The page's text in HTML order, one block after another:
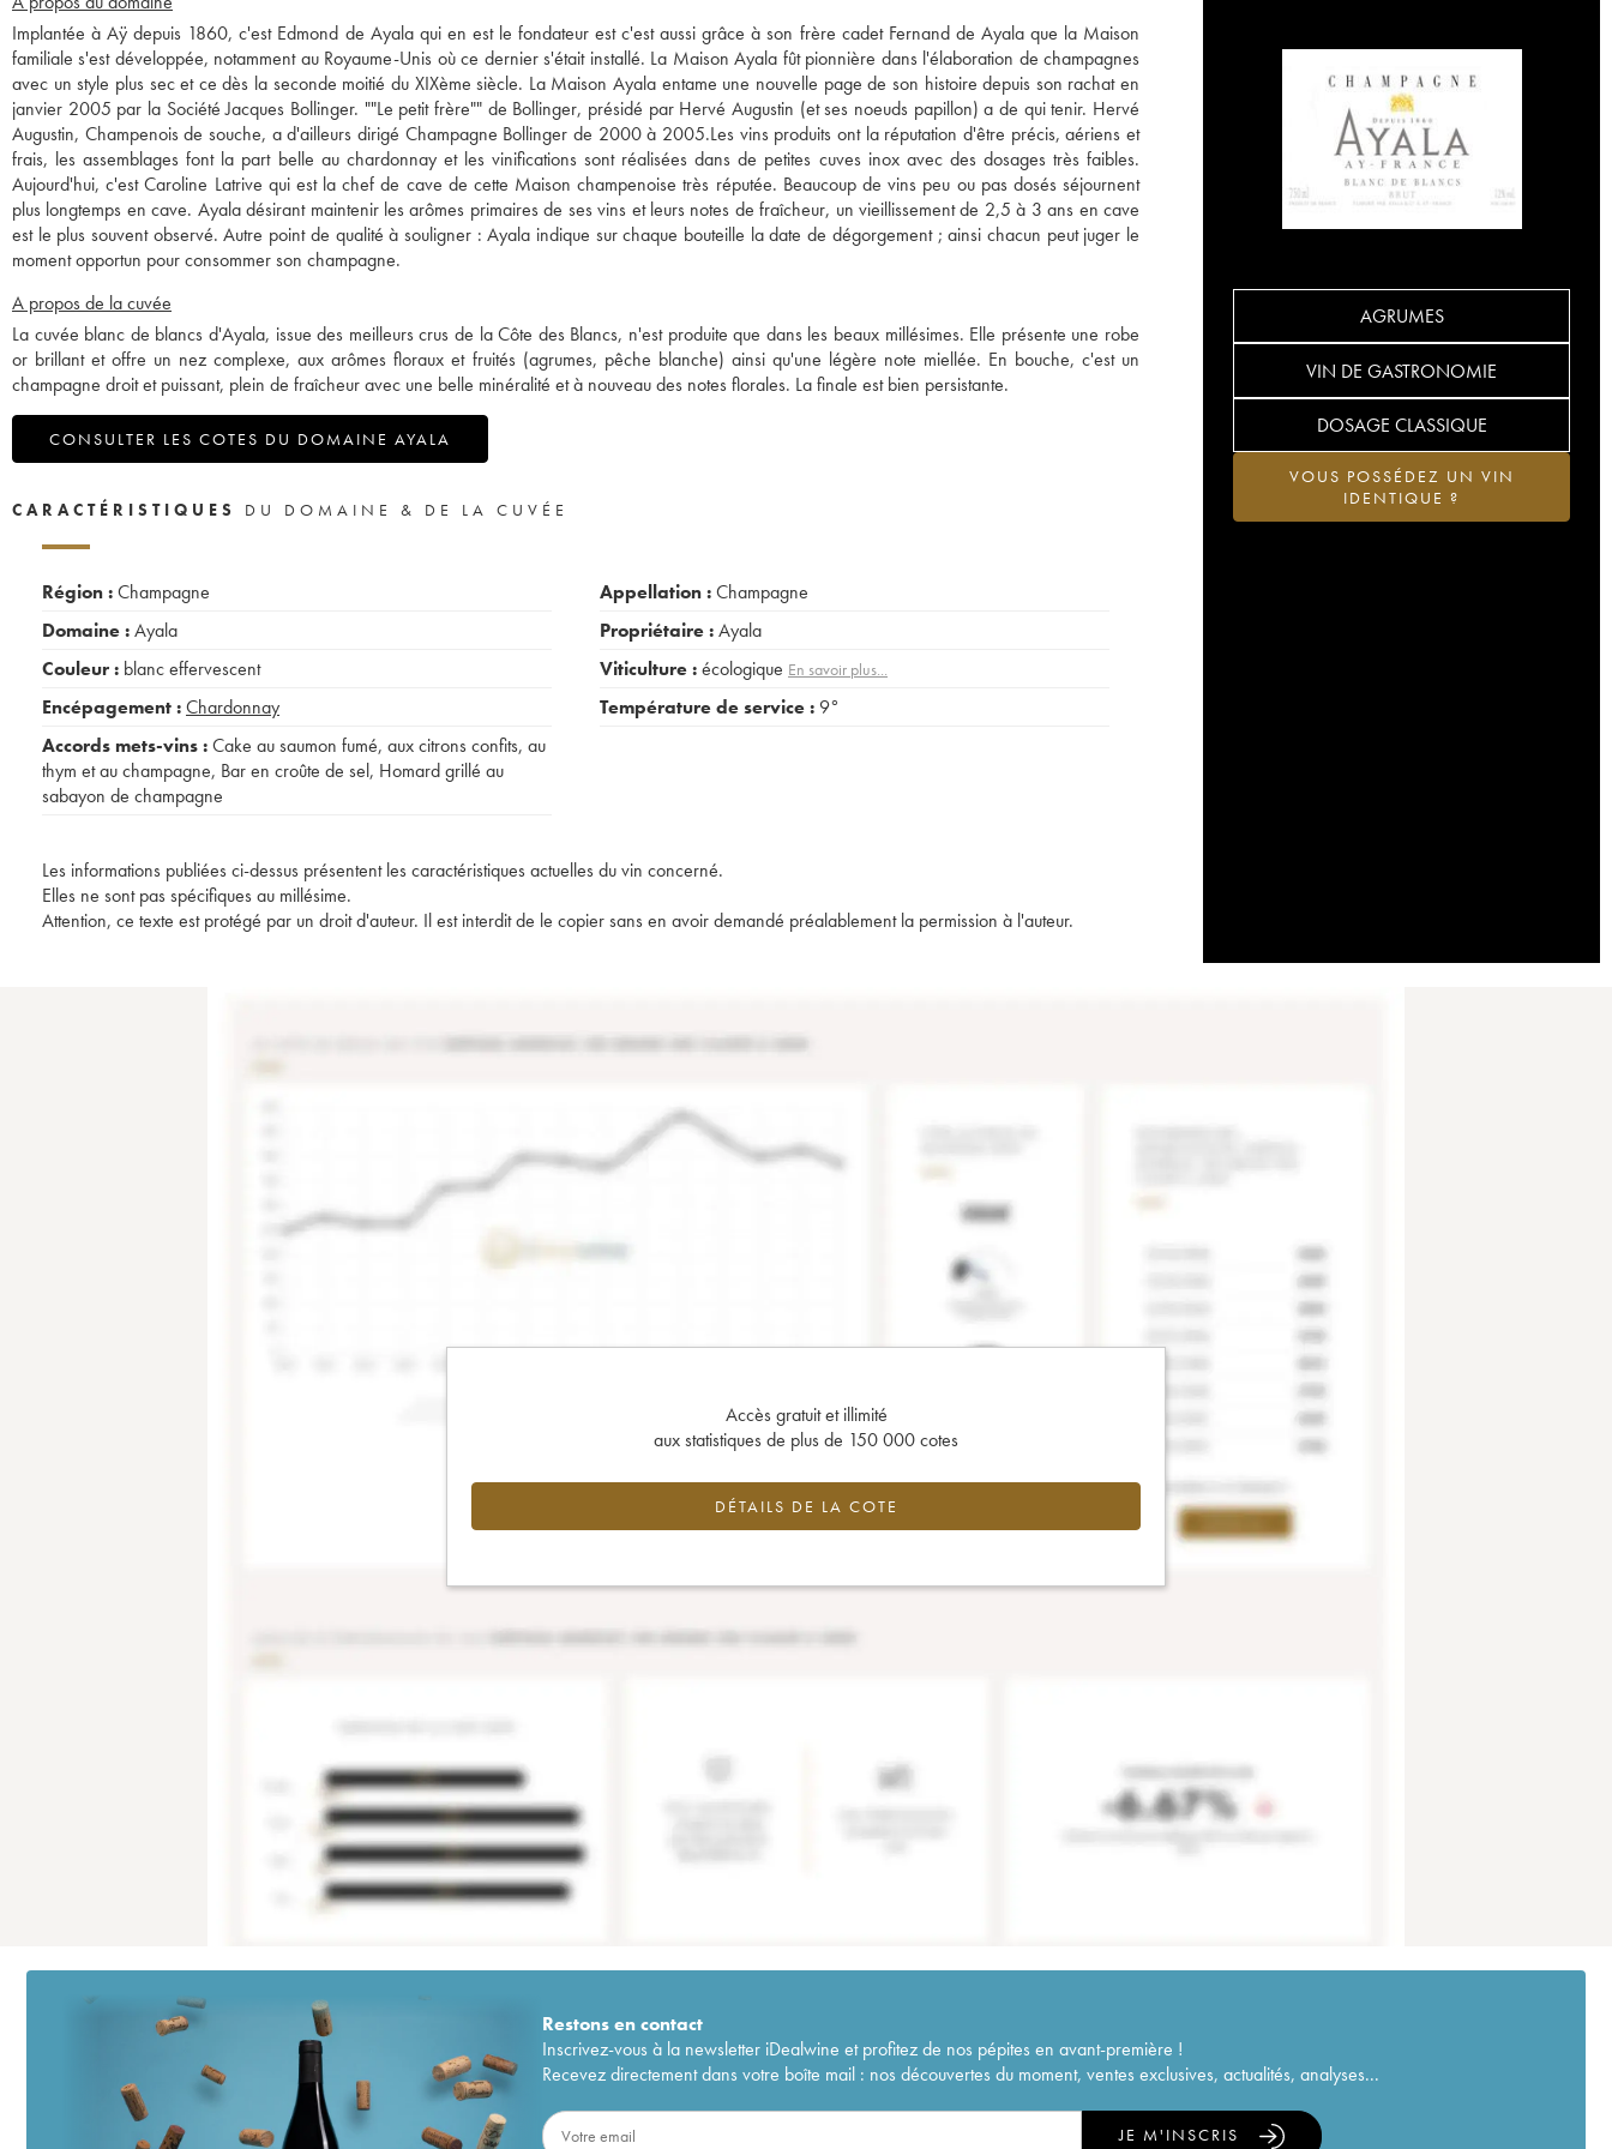
Implantée à Aÿ depuis 1860, c'est Edmond de Ayala qui en est le fondateur est c'est aussi grâce à son frère cadet Fernand de Ayala que la Maison
familiale s'est développée, notamment au Royaume-Unis où ce dernier s'était installé. La Maison Ayala fût pionnière dans l'élaboration de champagnes
avec un style plus sec et ce dès la seconde moitié du XIXème siècle. La Maison Ayala entame une nouvelle page de son histoire depuis son rachat en
janvier 2005 par la Société Jacques Bollinger. ""Le petit frère"" de Bollinger, présidé par Hervé Augustin (et ses noeuds papillon) a de qui tenir. Hervé
Augustin, Champenois de souche, a d'ailleurs dirigé Champagne Bollinger de 2000 à 2005.Les vins produits ont la réputation d'être précis, aériens et
frais, les assemblages font la part belle au chardonnay et les vinifications sont réalisées dans de petites cuves inox avec des dosages très faibles.
Aujourd'hui, c'est Caroline Latrive qui est la chef de cave de cette Maison champenoise très réputée. Beaucoup de vins peu ou pas dosés séjournent
plus longtemps en cave. Ayala désirant maintenir les arômes primaires de ses vins et leurs notes de fraîcheur, un vieillissement de 2,5 à 3 ans en cave
est le plus souvent observé. Autre point de qualité à souligner : Ayala indique sur chaque bouteille la date de dégorgement ; ainsi chacun peut juger le
moment opportun pour consommer son champagne.
A propos de la cuvée
La cuvée blanc de blancs d'Ayala, issue des meilleurs crus de la Côte des Blancs, n'est produite que dans les beaux millésimes. Elle présente une robe
or brillant et offre un nez complexe, aux arômes floraux et fruités (agrumes, pêche blanche) ainsi qu'une légère note miellée. En bouche, c'est un
champagne droit et puissant, plein de fraîcheur avec une belle minéralité et à nouveau des notes florales. La finale est bien persistante.
CONSULTER LES COTES DU DOMAINE AYALA
AGRUMES
VIN DE GASTRONOMIE
DOSAGE CLASSIQUE
VOUS POSSÉDEZ UN VIN
IDENTIQUE ?
CARACTÉRISTIQUES DU DOMAINE & DE LA CUVÉE
Région :Champagne
Domaine :Ayala
Couleur : blanc effervescent
Encépagement :Chardonnay
Accords mets-vins :Cake au saumon fumé, aux citrons confits, au
thym et au champagne, Bar en croûte de sel, Homard grillé au
sabayon de champagne
Appellation :Champagne
Propriétaire :Ayala
Viticulture :écologique En savoir plus...
Température de service : 9°
Les informations publiées ci-dessus présentent les caractéristiques actuelles du vin concerné.
Elles ne sont pas spécifiques au millésime.
Attention, ce texte est protégé par un droit d'auteur. Il est interdit de le copier sans en avoir demandé préalablement la permission à l'auteur.
Accès gratuit et illimité
aux statistiques de plus de 150 000 cotes
DÉTAILS DE LA COTE
Restons encontact
Inscrivez-vous à la newsletter iDealwine et profitez de nos pépites en avant-première !
Recevez directement dans votre boîte mail : nos découvertes du moment, ventes exclusives, actualités, analyses...
JE M'INSCRIS